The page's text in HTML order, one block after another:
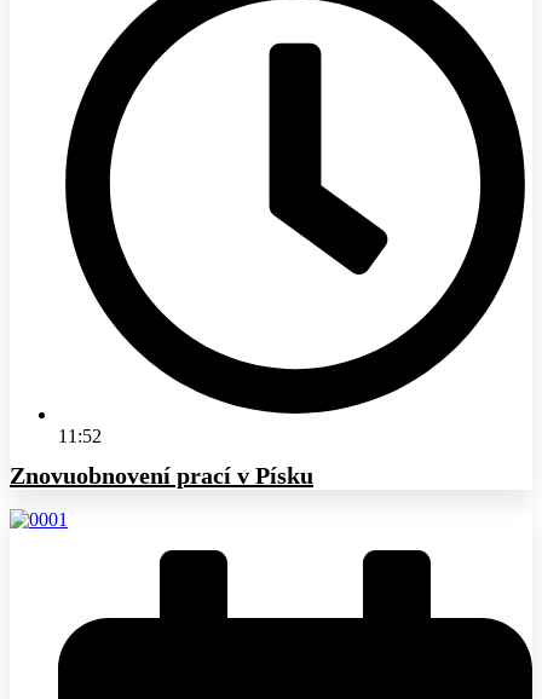
11:52
Znovuobnovení prací v Písku